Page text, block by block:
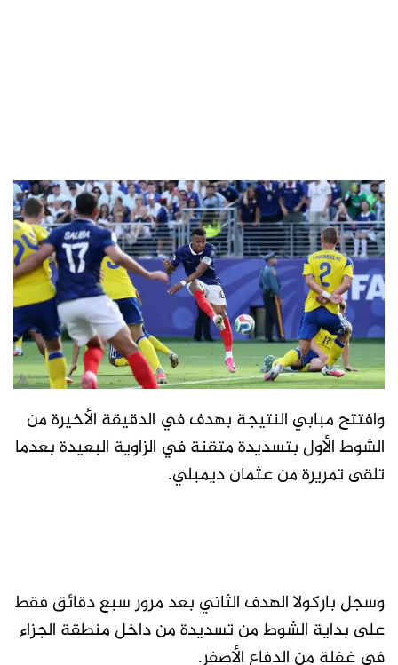
وافتتح مبابي النتيجة بهدف في الدقيقة الأخيرة من
الشوط الأول بتسديدة متقنة في الزاوية البعيدة بعدما
تلقى تمريرة من عثمان ديمبلي.
وسجل باركولا الهدف الثاني بعد مرور سبع دقائق فقط
على بداية الشوط من تسديدة من داخل منطقة الجزاء
في غفلة من الدفاع الأصفر.